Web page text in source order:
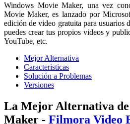
Windows Movie Maker, una vez
Movie Maker, es lanzado por
edición de video gratuita para usuarios
puedes crear tus propios videos y
YouTube, etc.
Mejor Alternativa
Caracteristicas
Solución a Problemas
Versiones
La Mejor Alternativa
Maker - Filmora Video